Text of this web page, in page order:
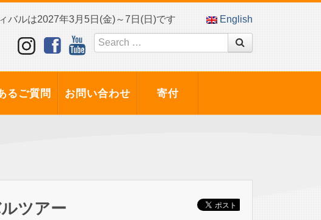
バルは2027年3月5日(金)～7日(日)です English
るご質問 お問い合わせ 寄付
ツアー